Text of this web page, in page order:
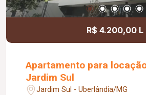
R$ 4.200,00 L
Apartamento para
Jardim Sul
Jardim Sul - Uberlândia/MG